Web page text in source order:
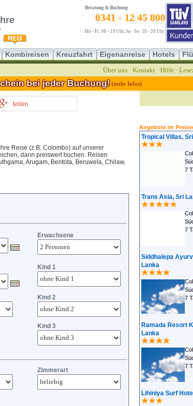
Beratung & Buchung
0341 - 12 45 800
Mo - Fr: 08 - 19 Uhr, Sa - So: 10 - 20 Uhr
Kombireisen Kreuzfahrt Eigenanreise Hotels
Über uns · Kontakt · Hilfe ·
(mehr Infos)
teilen
Reise (z.B. Colombo) auf unserer
dann preiswert buchen. Reisen
Arugam, Bentota, Beruwela, Chilaw,
Erwachsene
Kind 1
Kind 2
Kind 3
Zimmerart
Angebote im
Tropical Villas,
7
Trans Asia, Sri
7
Siddhalepa
Lanka
7
Ramada Resort
Lanka
7
Lihiniya Surf